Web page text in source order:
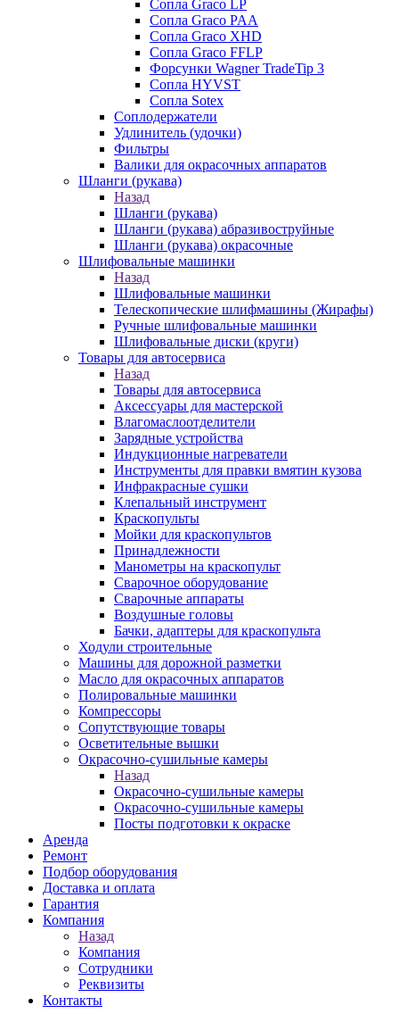
Сопла Graco LP
Сопла Graco PAA
Сопла Graco XHD
Сопла Graco FFLP
Форсунки Wagner TradeTip 3
Сопла HYVST
Сопла Sotex
Соплодержатели
Удлинитель (удочки)
Фильтры
Валики для окрасочных аппаратов
Шланги (рукава)
Назад
Шланги (рукава)
Шланги (рукава) абразивоструйные
Шланги (рукава) окрасочные
Шлифовальные машинки
Назад
Шлифовальные машинки
Телескопические шлифмашины (Жирафы)
Ручные шлифовальные машинки
Шлифовальные диски (круги)
Товары для автосервиса
Назад
Товары для автосервиса
Аксессуары для мастерской
Влагомаслоотделители
Зарядные устройства
Индукционные нагреватели
Инструменты для правки вмятин кузова
Инфракрасные сушки
Клепальный инструмент
Краскопульты
Мойки для краскопультов
Принадлежности
Манометры на краскопульт
Сварочное оборудование
Сварочные аппараты
Воздушные головы
Бачки, адаптеры для краскопульта
Ходули строительные
Машины для дорожной разметки
Масло для окрасочных аппаратов
Полировальные машинки
Компрессоры
Сопутствующие товары
Осветительные вышки
Окрасочно-сушильные камеры
Назад
Окрасочно-сушильные камеры
Окрасочно-сушильные камеры
Посты подготовки к окраске
Аренда
Ремонт
Подбор оборудования
Доставка и оплата
Гарантия
Компания
Назад
Компания
Сотрудники
Реквизиты
Контакты